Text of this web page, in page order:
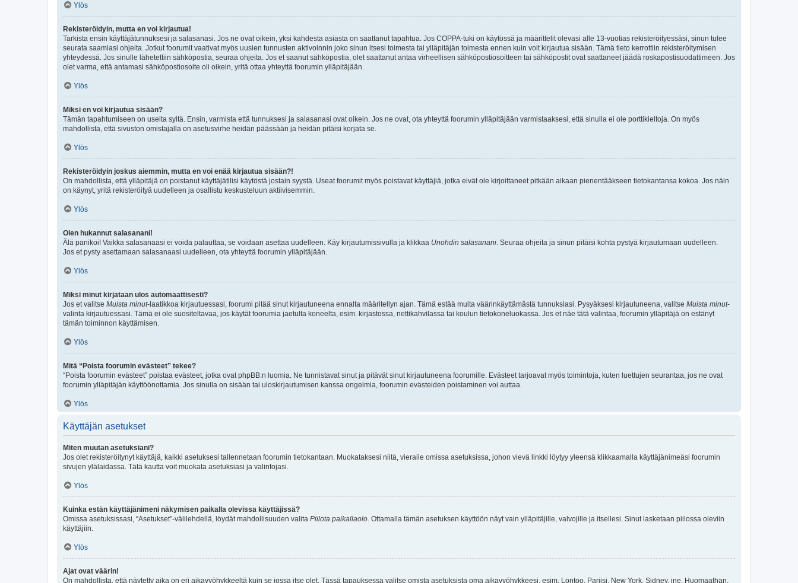
Ylös
Rekisteröidyin, mutta en voi kirjautua!
Tarkista ensin käyttäjätunnuksesi ja salasanasi. Jos ne ovat oikein, yksi kahdesta asiasta on saattanut tapahtua. Jos COPPA-tuki on käytössä ja määrittelit olevasi alle 13-vuotias rekisteröityessäsi, sinun tulee
seurata saamiasi ohjeita. Jotkut foorumit vaativat myös uusien tunnusten aktivoinnin joko sinun itsesi toimesta tai ylläpitäjän toimesta ennen kuin voit kirjautua sisään. Tämä tieto kerrottiin rekisteröitymisen
yhteydessä. Jos sinulle lähetettiin sähköpostia, seuraa ohjeita. Jos et saanut sähköpostia, olet saattanut antaa virheellisen sähköpostiosoitteen tai sähköpostit ovat saattaneet jäädä roskapostisuodattimeen. Jos
olet varma, että antamasi sähköpostiosoite oli oikein, yritä ottaa yhteyttä foorumin ylläpitäjään.
Ylös
Miksi en voi kirjautua sisään?
Tämän tapahtumiseen on useita syitä. Ensin, varmista että tunnuksesi ja salasanasi ovat oikein. Jos ne ovat, ota yhteyttä foorumin ylläpitäjään varmistaaksesi, että sinulla ei ole porttikieltoja. On myös
mahdollista, että sivuston omistajalla on asetusvirhe heidän päässään ja heidän pitäisi korjata se.
Ylös
Rekisteröidyin joskus aiemmin, mutta en voi enää kirjautua sisään?!
On mahdollista, että ylläpitäjä on poistanut käyttäjätilisi käytöstä jostain syystä. Useat foorumit myös poistavat käyttäjiä, jotka eivät ole kirjoittaneet pitkään aikaan pienentääkseen tietokantansa kokoa. Jos näin
on käynyt, yritä rekisteröityä uudelleen ja osallistu keskusteluun aktiivisemmin.
Ylös
Olen hukannut salasanani!
Älä panikoi! Vaikka salasanaasi ei voida palauttaa, se voidaan asettaa uudelleen. Käy kirjautumissivulla ja klikkaa Unohdin salasanani . Seuraa ohjeita ja sinun pitäisi kohta pystyä kirjautumaan uudelleen.
Jos et pysty asettamaan salasanaasi uudelleen, ota yhteyttä foorumin ylläpitäjään.
Ylös
Miksi minut kirjataan ulos automaattisesti?
Jos et valitse Muista minut-laatikkoa kirjautuessasi, foorumi pitää sinut kirjautuneena ennalta määritellyn ajan. Tämä estää muita väärinkäyttämästä tunnuksiasi. Pysyäksesi kirjautuneena, valitse Muista minut-
valinta kirjautuessasi. Tämä ei ole suositeltavaa, jos käytät foorumia jaetulta koneelta, esim. kirjastossa, nettikahvilassa tai koulun tietokoneluokassa. Jos et näe tätä valintaa, foorumin ylläpitäjä on estänyt
tämän toiminnon käyttämisen.
Ylös
Mitä “Poista foorumin evästeet” tekee?
“Poista foorumin evästeet” poistaa evästeet, jotka ovat phpBB:n luomia. Ne tunnistavat sinut ja pitävät sinut kirjautuneena foorumille. Evästeet tarjoavat myös toimintoja, kuten luettujen seurantaa, jos ne ovat
foorumin ylläpitäjän käyttöönottamia. Jos sinulla on sisään tai uloskirjautumisen kanssa ongelmia, foorumin evästeiden poistaminen voi auttaa.
Ylös
Käyttäjän asetukset
Miten muutan asetuksiani?
Jos olet rekisteröitynyt käyttäjä, kaikki asetuksesi tallennetaan foorumin tietokantaan. Muokataksesi niitä, vieraile omissa asetuksissa, johon vievä linkki löytyy yleensä klikkaamalla käyttäjänimeäsi foorumin
sivujen ylälaidassa. Tätä kautta voit muokata asetuksiasi ja valintojasi.
Ylös
Kuinka estän käyttäjänimeni näkymisen paikalla olevissa käyttäjissä?
Omissa asetuksissasi, “Asetukset”-välilehdellä, löydät mahdollisuuden valita Piilota paikallaolo . Ottamalla tämän asetuksen käyttöön näyt vain ylläpitäjille, valvojille ja itsellesi. Sinut lasketaan piilossa oleviin
käyttäjiin.
Ylös
Ajat ovat väärin!
On mahdollista, että näytetty aika on eri aikavyöhykkeeltä kuin se jossa itse olet. Tässä tapauksessa valitse omista asetuksista oma aikavyöhykkeesi, esim. Lontoo, Pariisi, New York, Sidney, jne. Huomaathan,